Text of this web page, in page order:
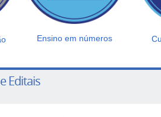
Ensino em números
Editais